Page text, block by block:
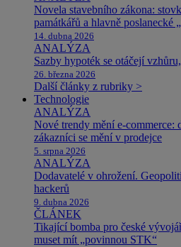
Novela stavebního zákona:
památkářů a hlavně poslanecké
14. dubna 2026
ANALÝZA
Sazby hypoték se otáčejí
26. března 2026
Další články z rubriky >
Technologie
ANALÝZA
Nové trendy mění e-commerce:
zákazníci se mění v prodejce
5. srpna 2026
ANALÝZA
Dodavatelé v ohrožení.
hackerů
9. dubna 2026
ČLÁNEK
Tikající bomba pro české
muset mít „povinnou STK“